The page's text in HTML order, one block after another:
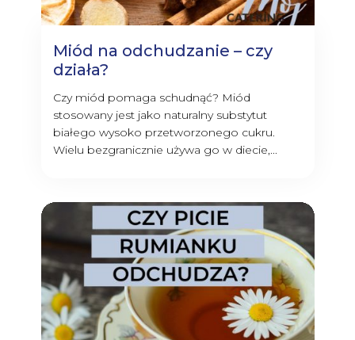
Miód na odchudzanie – czy
działa?
Czy miód pomaga schudnąć? Miód
stosowany jest jako naturalny substytut
białego wysoko przetworzonego cukru.
Wielu bezgranicznie używa go w diecie,...